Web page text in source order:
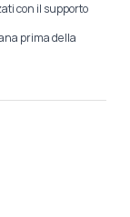
con il supporto
prima della